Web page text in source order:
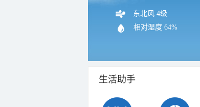
东北风 4级
相对湿度 64%
生活助手